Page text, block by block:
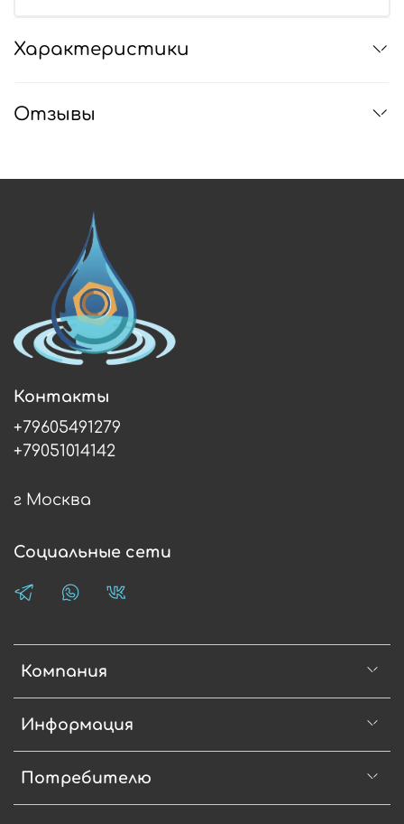
Характеристики
Отзывы
Компания
Информация
Потребителю
Контакты
+79605491279
+79051014142
г Москва
Социальные сети